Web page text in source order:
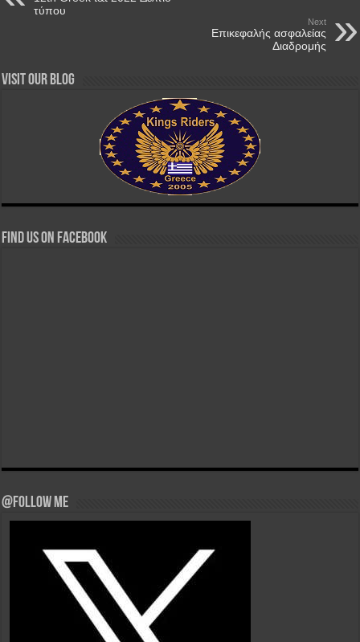
τύπου
Next
Επικεφαλής ασφαλείας
Διαδρομής
Visit our Blog
Find us on Facebook
@Follow Me